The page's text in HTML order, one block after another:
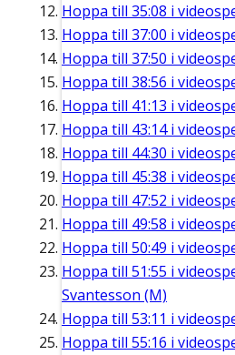
Hoppa till 35:08 i
Hoppa till 37:00 i
Hoppa till 37:50 i
Hoppa till 38:56 i
Hoppa till 41:13 i
Hoppa till 43:14i
Hoppa till 44:30 i
Hoppa till 45:38 i
Hoppa till 47:52 i
Hoppa till 49:58 i
Hoppa till 50:49 i
Hoppa till 51:55 i
Svantesson (M)
Hoppa till 53:11 i
Hoppa till 55:16 i